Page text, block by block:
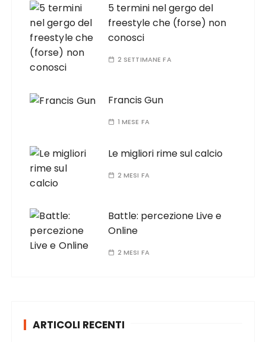
5 termini nel gergo del
freestyle che (forse) non
conosci
2 SETTIMANE FA
Francis Gun
1 MESE FA
Le migliori rime sul calcio
2 MESI FA
Battle: percezione Live e
Online
2 MESI FA
ARTICOLI RECENTI